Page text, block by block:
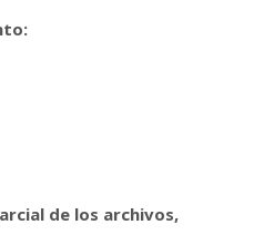
de los archivos,